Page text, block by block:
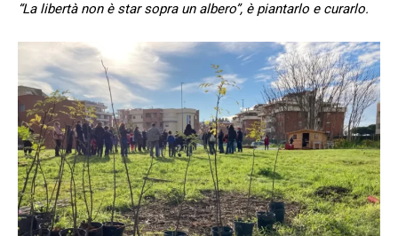
“La libertà non è star sopra un albero”, è piantarlo e curarlo.